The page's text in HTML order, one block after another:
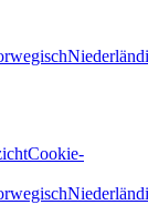
Cookie-